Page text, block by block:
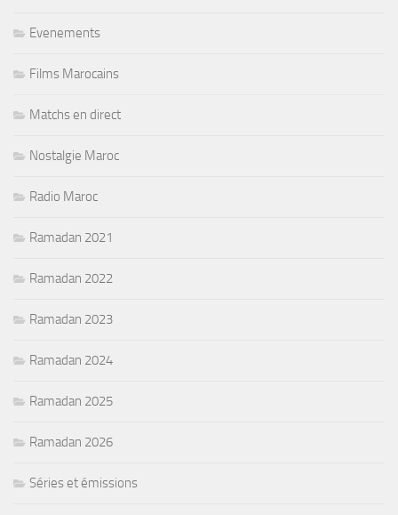
Evenements
Films Marocains
Matchs en direct
Nostalgie Maroc
Radio Maroc
Ramadan 2021
Ramadan 2022
Ramadan 2023
Ramadan 2024
Ramadan 2025
Ramadan 2026
Séries et émissions